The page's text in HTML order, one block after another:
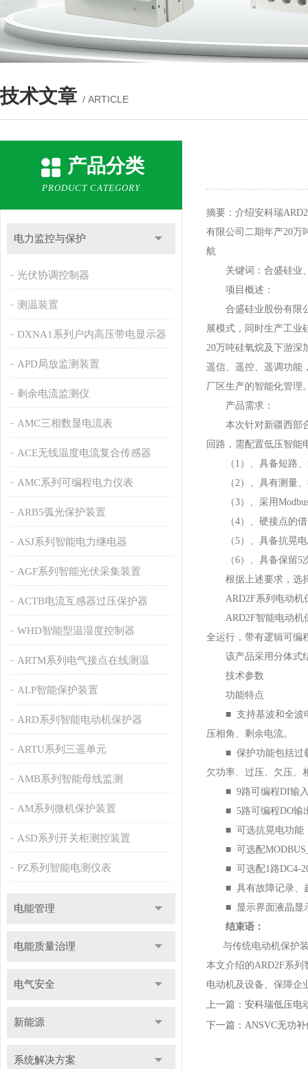
技术文章 / ARTICLE
产品分类
PRODUCT CATEGORY
电力监控与保护
光伏协调控制器
测温装置
DXNA1系列户内高压带电显示器
APD局放监测装置
剩余电流监测仪
AMC三相数显电流表
ACE无线温度电流复合传感器
AMC系列可编程电力仪表
ARB5弧光保护装置
ASJ系列智能电力继电器
AGF系列智能光伏采集装置
ACTB电流互感器过压保护器
WHD智能型温湿度控制器
ARTM系列电气接点在线测温
ALP智能保护装置
ARD系列智能电动机保护器
ARTU系列三遥单元
AMB系列智能母线监测
AM系列微机保护装置
ASD系列开关柜测控装置
PZ系列智能电测仪表
电能管理
电能质量治理
电气安全
新能源
系统解决方案
摘要：介绍安科瑞
有限公司二期年产20万
航
关键词：合盛硅业、
项目概述：
合盛硅业股份有限公
展模式，同时生产工业
20万吨硅氧烷及下游深
遥信、遥控、遥调功能
厂区生产的智能化管理
产品需求：
本次针对新疆西部合
回路，需配置低压智能
（1）、具备短路、
（2）、具有测量、
（3）、采用
（4）、硬接点的借
（5）、具备抗晃电/
（6）、具备保留5
根据上述要求，选择
ARD2F系列电动机
ARD2F智能电动机保
全运行，带有逻辑可编
该产品采用分体式结
技术参数
功能特点
■ 支持基波和全波电
压相角、剩余电流。
■ 保护功能包括过载
欠功率、过压、欠压、
■ 9路可编程DI输入
■ 5路可编程DO输出
■ 可选抗晃电功能：
■ 可选配
■ 可选配1路DC4-
■ 具有故障记录、起
■ 显示界面液晶显
结束语：
与传统电动机保护装
本文介绍的ARD2F系
电动机及设备、保障企
上一篇： 安科瑞低压电
下一篇： ANSVC无功